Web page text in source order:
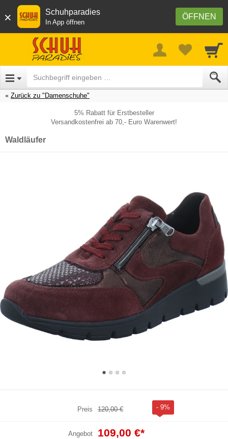
× ÖFFNEN
Schuhparadies
In App öffnen
Zurück zu "Damenschuhe"
5% Rabatt für Erstbesteller
Versandkostenfrei ab 70,- Euro Warenwert!
Waldläufer
Preis 120,00 € - 9%
Angebot 109,00 €*